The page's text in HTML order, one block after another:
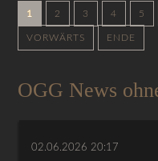
1 2 3 4 5
VORWÄRTS ENDE
OGG News
02.06.2026 20:17